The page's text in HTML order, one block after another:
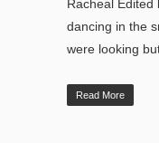
Racheal Edited
dancing in the
were looking
Read More